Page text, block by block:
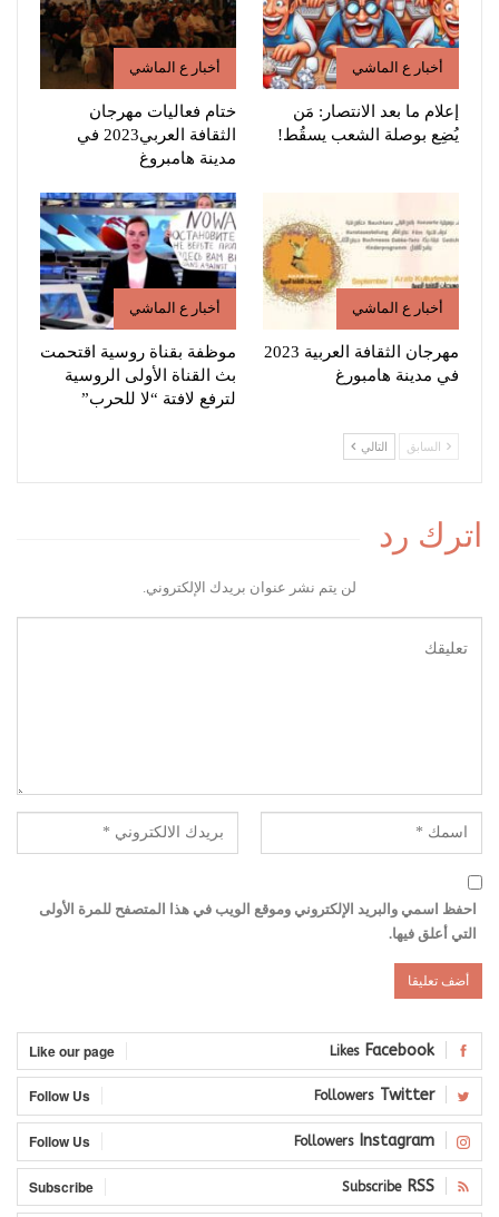
أخبار ع الماشي
إعلام ما بعد الانتصار: مَن
يُضِع بوصلة الشعب يسقُط!
أخبار ع الماشي
ختام فعاليات مهرجان
الثقافة العربي2023 في
مدينة هامبروغ
أخبار ع الماشي
مهرجان الثقافة العربية 2023
في مدينة هامبورغ
أخبار ع الماشي
موظفة بقناة روسية اقتحمت
بث القناة الأولى الروسية
لترفع لافتة “لا للحرب”
السابق التالي
اترك رد
لن يتم نشر عنوان بريدك الإلكتروني.
احفظ اسمي والبريد الإلكتروني وموقع الويب في هذا المتصفح للمرة الأولى
التي أعلق فيها.
Facebook
Likes
Like our page
Twitter
Followers
Follow Us
Instagram
Followers
Follow Us
RSS
Subscribe
Subscribe